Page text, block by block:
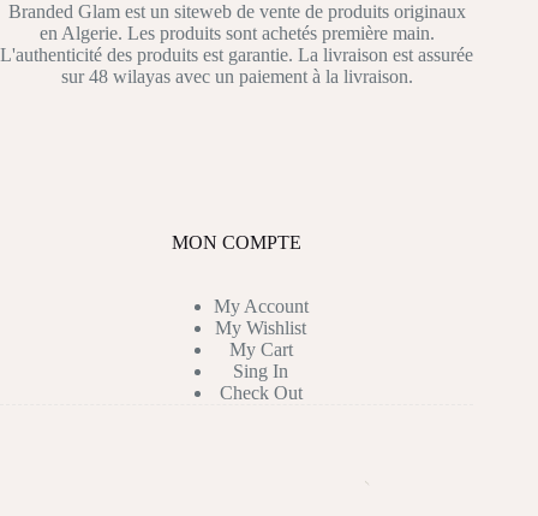
Branded Glam est un siteweb de vente de produits originaux
en Algerie. Les produits sont achetés première main.
L'authenticité des produits est garantie. La livraison est assurée
sur 48 wilayas avec un paiement à la livraison.
MON COMPTE
My Account
My Wishlist
My Cart
Sing In
Check Out